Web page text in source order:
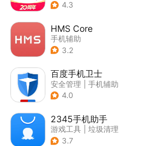
4.3
HMS Core
手机辅助
3.2
百度手机卫士
安全管理
手机辅助
4.0
2345手机助手
游戏工具
垃圾清理
| 安全管理
3.7